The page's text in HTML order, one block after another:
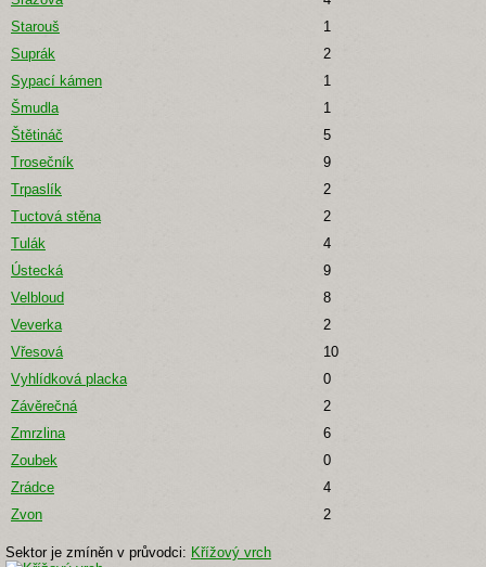
Starouš
1
Suprák
2
Sypací kámen
1
Šmudla
1
Štětináč
5
Trosečník
9
Trpaslík
2
Tuctová stěna
2
Tulák
4
Ústecká
9
Velbloud
8
Veverka
2
Vřesová
10
Vyhlídková placka
0
Závěrečná
2
Zmrzlina
6
Zoubek
0
Zrádce
4
Zvon
2
Sektor je zmíněn v průvodci: Křížový vrch